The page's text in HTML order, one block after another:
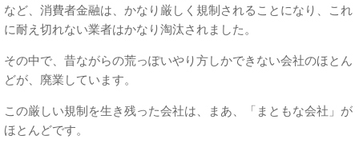
など、消費者金融は、かなり厳しく規制されることになり、これ
に耐え切れない業者はかなり淘汰されました。
その中で、昔ながらの荒っぽいやり方しかできない会社のほとん
どが、廃業しています。
この厳しい規制を生き残った会社は、まあ、「まともな会社」が
ほとんどです。